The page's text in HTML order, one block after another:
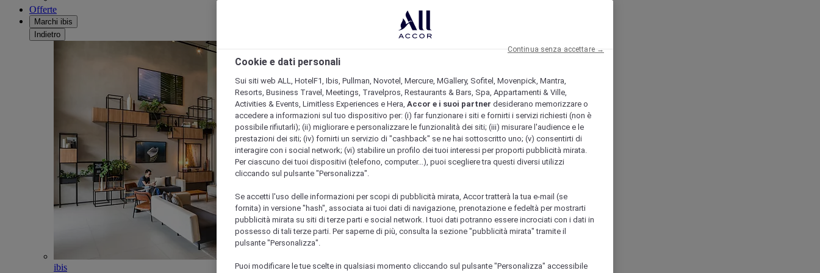
Offerte
Marchi ibis
Indietro
ibis
Cookie e dati personali
Sui siti web ALL, HotelF1, Ibis, Pullman, Novotel, Mercure, MGallery, Sofitel, Movenpick, Mantra,
Resorts, Business Travel, Meetings, Travelpros, Restaurants & Bars, Spa, Appartamenti & Ville,
Activities & Events, Limitless Experiences e Hera, Accor e i suoi partner desiderano memorizzare o
accedere a informazioni sul tuo dispositivo per: (i) far funzionare i siti e fornirti i servizi richiesti (non è
possibile rifiutarli); (ii) migliorare e personalizzare le funzionalità dei siti; (iii) misurare l'audience e le
prestazioni dei siti; (iv) fornirti un servizio di "cashback" se ne hai sottoscritto uno; (v) consentirti di
interagire con i social network; (vi) stabilire un profilo dei tuoi interessi per proporti pubblicità mirata.
Per ciascuno dei tuoi dispositivi (telefono, computer...), puoi scegliere tra questi diversi utilizzi
cliccando sul pulsante "Personalizza".
Se accetti l'uso delle informazioni per scopi di pubblicità mirata, Accor tratterà la tua e-mail (se
fornita) in versione "hash", associata ai tuoi dati di navigazione, prenotazione e fedeltà per mostrarti
pubblicità mirata su siti di terze parti e social network. I tuoi dati potranno essere incrociati con i dati in
possesso di tali terze parti. Per saperne di più, consulta la sezione "pubblicità mirata" tramite il
pulsante "Personalizza".
Puoi modificare le tue scelte in qualsiasi momento cliccando sul pulsante "Personalizza" accessibile
Continua senza accettare →